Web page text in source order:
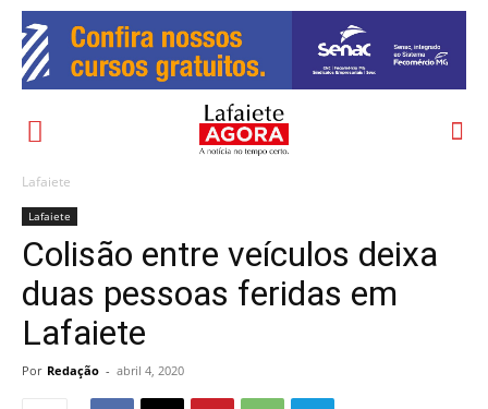
Lafaiete
Lafaiete
Colisão entre veículos deixa
duas pessoas feridas em
Lafaiete
Por Redação - abril 4, 2020